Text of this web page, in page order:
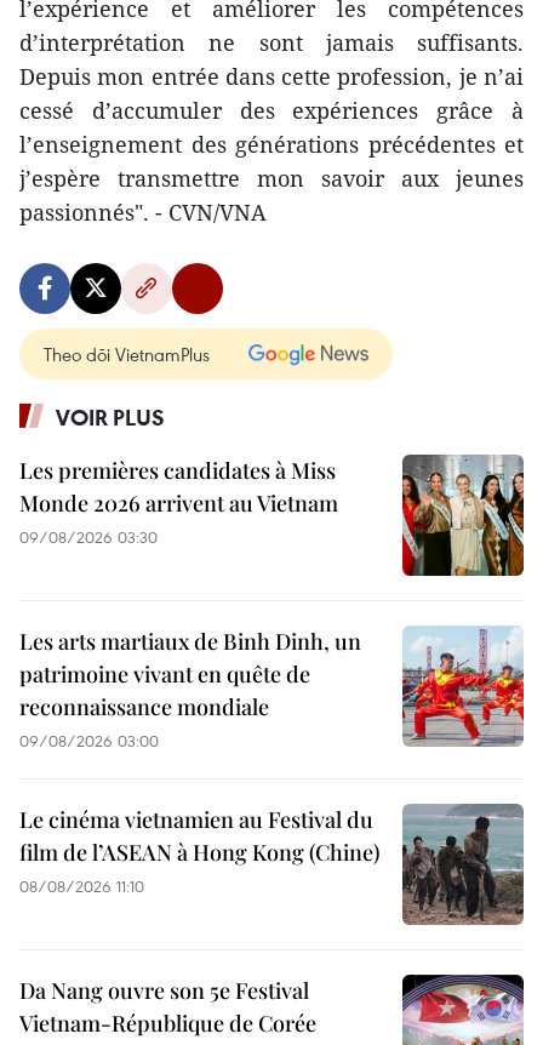
l’expérience et améliorer les compétences
d’interprétation ne sont jamais suffisants.
Depuis mon entrée dans cette profession, je n’ai
cessé d’accumuler des expériences grâce à
l’enseignement des générations précédentes et
j’espère transmettre mon savoir aux jeunes
passionnés". - CVN/VNA
Theo dõi VietnamPlus
VOIR PLUS
Les premières candidates à Miss
Monde 2026 arrivent au Vietnam
09/08/2026 03:30
Les arts martiaux de Binh Dinh, un
patrimoine vivant en quête de
reconnaissance mondiale
09/08/2026 03:00
Le cinéma vietnamien au Festival du
film de l’ASEAN à Hong Kong (Chine)
08/08/2026 11:10
Da Nang ouvre son 5e Festival
Vietnam-République de Corée